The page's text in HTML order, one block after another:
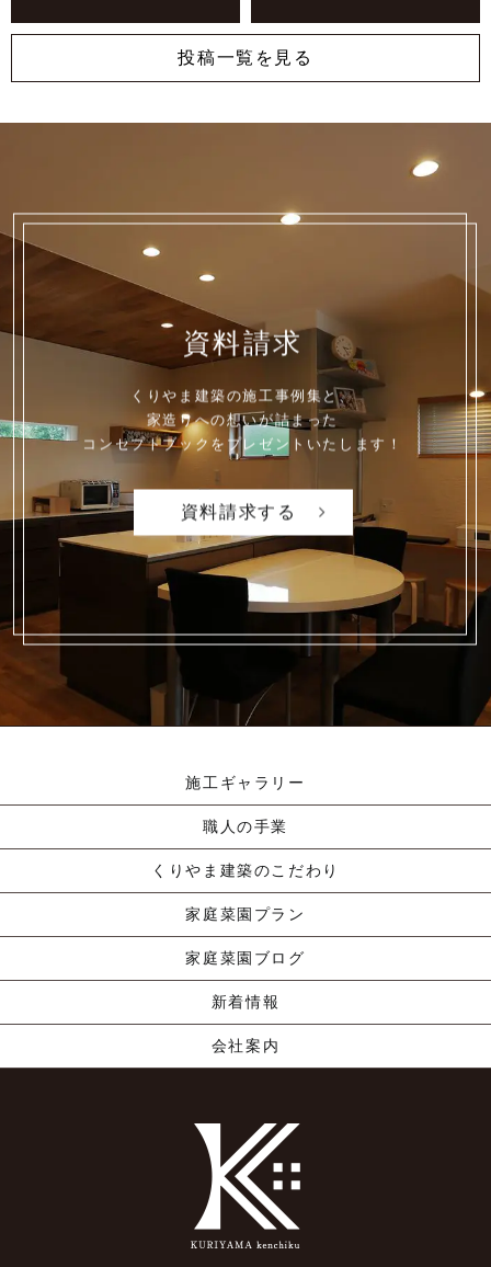
投稿一覧を見る
資料請求
くりやま建築の施工事例集と、
家造りへの想いが詰まった
コンセプトブックを プレゼントいたします！
資料請求する
施工ギャラリー
職人の手業
くりやま建築のこだわり
家庭菜園プラン
家庭菜園ブログ
新着情報
会社案内